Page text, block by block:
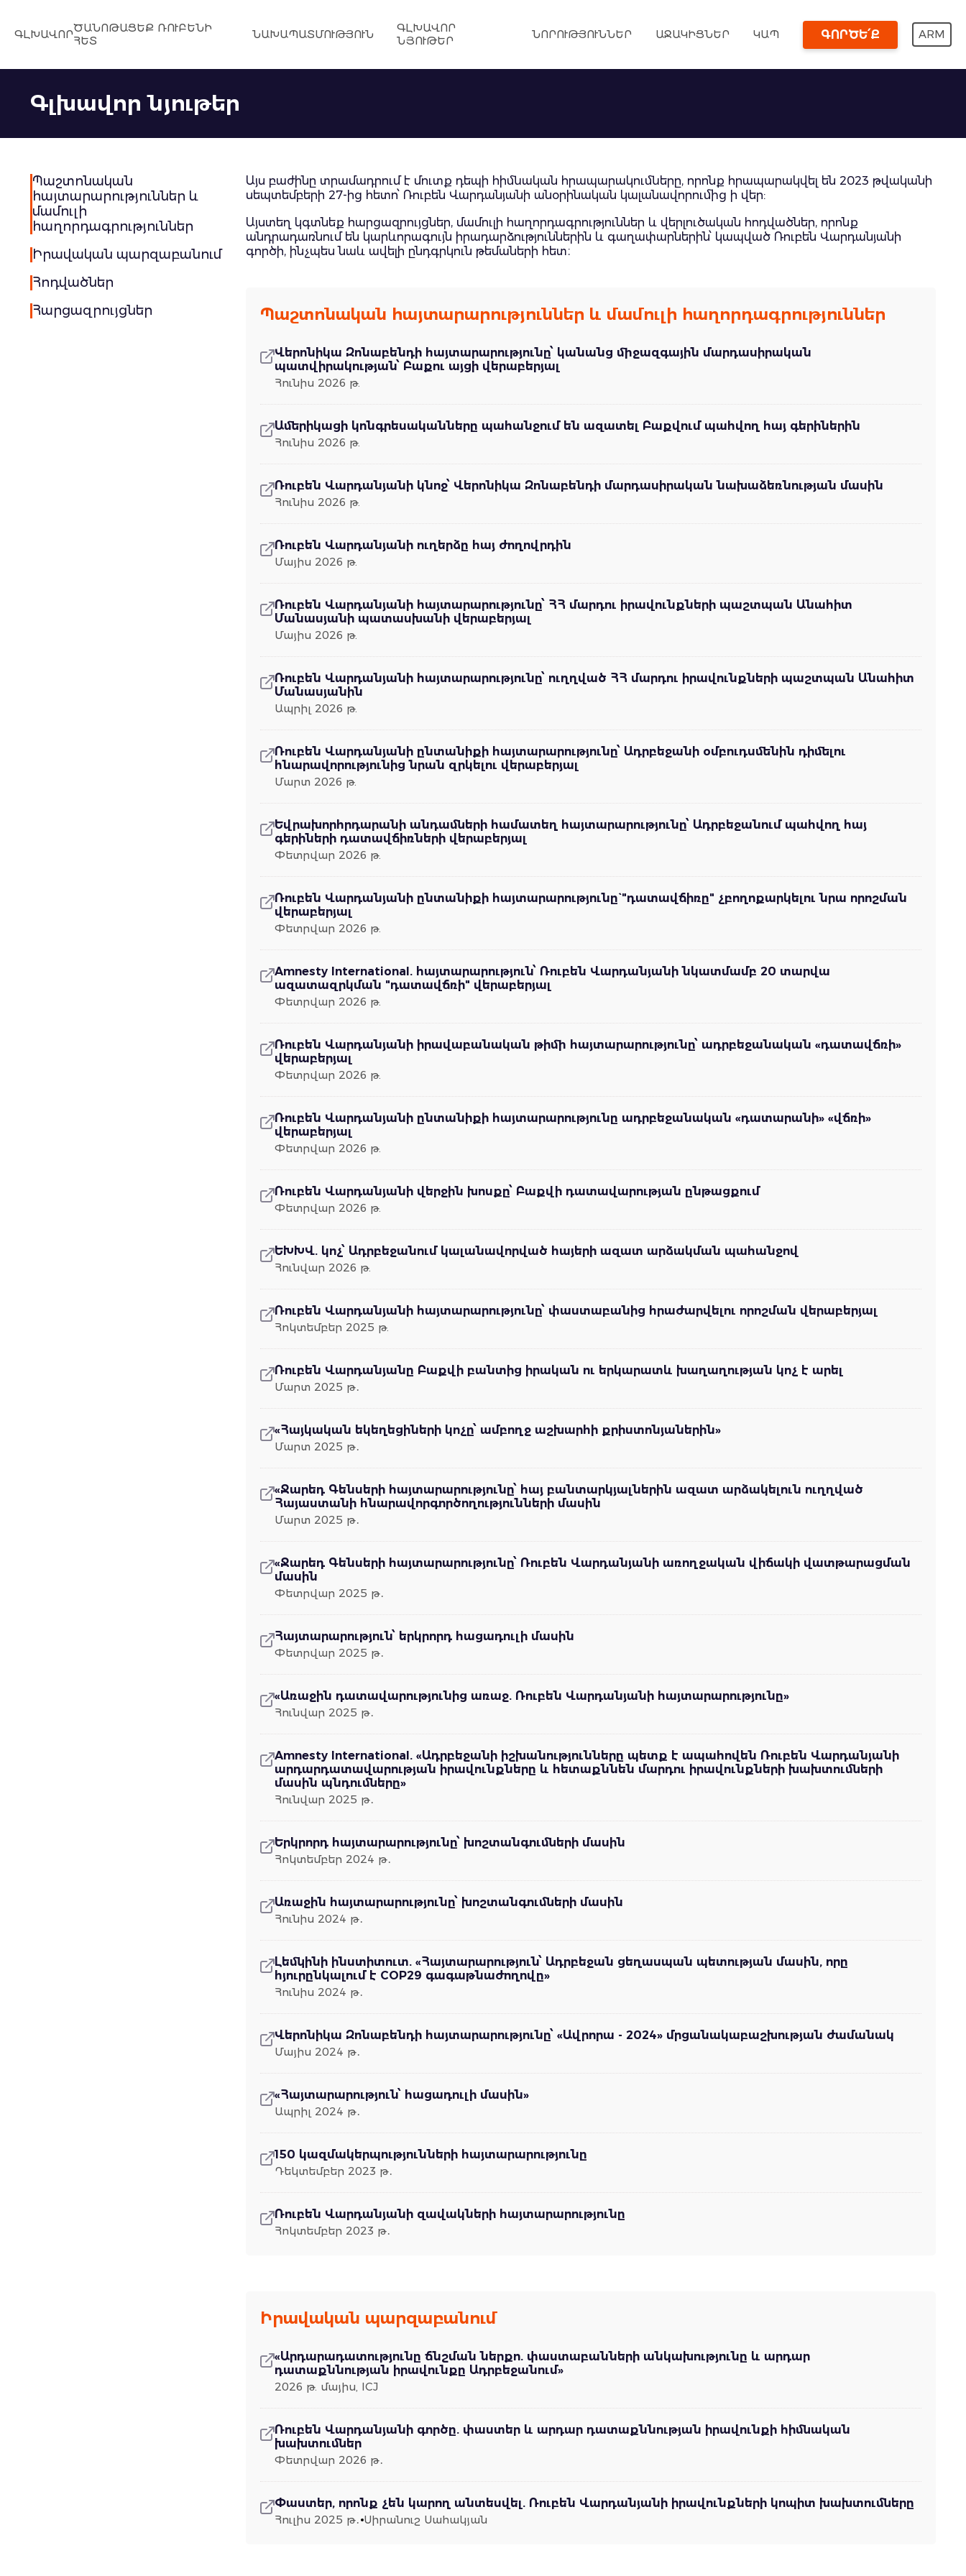
ԳԼԽԱՎՈՐԾԱՆՈԹԱՑԵՔ ՌՈՒԲԵՆԻ
ՀԵՏ
ՆԱԽԱՊԱՏՄՈՒԹՅՈՒՆ
ԳԼԽԱՎՈՐ
ՆՅՈՒԹԵՐ
ՆՈՐՈՒԹՅՈՒՆՆԵՐ ԱՋԱԿԻՑՆԵՐ ԿԱՊ ԳՈՐԾԵ՛Ք ARM
Գլխավոր նյութեր
Պաշտոնական
հայտարարություններ և
մամուլի
հաղորդագրություններ
Իրավական պարզաբանում
Հոդվածներ
Հարցազրույցներ
Այս բաժինը տրամադրում է մուտք դեպի հիմնական հրապարակումները, որոնք հրապարակվել են 2023 թվականի
սեպտեմբերի 27-ից հետո՝ Ռուբեն Վարդանյանի անօրինական կալանավորումից ի վեր:
Այստեղ կգտնեք հարցազրույցներ, մամուլի հաղորդագրություններ և վերլուծական հոդվածներ, որոնք
անդրադառնում են կարևորագույն իրադարձություններին և գաղափարներին՝ կապված Ռուբեն Վարդանյանի
գործի, ինչպես նաև ավելի ընդգրկուն թեմաների հետ։
Պաշտոնական հայտարարություններ և մամուլի հաղորդագրություններ
Վերոնիկա Զոնաբենդի հայտարարությունը՝ կանանց միջազգային մարդասիրական
պատվիրակության՝ Բաքու այցի վերաբերյալ
Հունիս 2026 թ.
Ամերիկացի կոնգրեսականները պահանջում են ազատել Բաքվում պահվող հայ գերիներին
Հունիս 2026 թ.
Ռուբեն Վարդանյանի կնոջ՝ Վերոնիկա Զոնաբենդի մարդասիրական նախաձեռնության մասին
Հունիս 2026 թ.
Ռուբեն Վարդանյանի ուղերձը հայ ժողովրդին
Մայիս 2026 թ.
Ռուբեն Վարդանյանի հայտարարությունը՝ ՀՀ մարդու իրավունքների պաշտպան Անահիտ
Մանասյանի պատասխանի վերաբերյալ
Մայիս 2026 թ.
Ռուբեն Վարդանյանի հայտարարությունը՝ ուղղված ՀՀ մարդու իրավունքների պաշտպան Անահիտ
Մանասյանին
Ապրիլ 2026 թ.
Ռուբեն Վարդանյանի ընտանիքի հայտարարությունը՝ Ադրբեջանի օմբուդսմենին դիմելու
հնարավորությունից նրան զրկելու վերաբերյալ
Մարտ 2026 թ.
Եվրախորհրդարանի անդամների համատեղ հայտարարությունը՝ Ադրբեջանում պահվող հայ
գերիների դատավճիռների վերաբերյալ
Փետրվար 2026 թ.
Ռուբեն Վարդանյանի ընտանիքի հայտարարությունը` "դատավճիռը" չբողոքարկելու նրա որոշման
վերաբերյալ
Փետրվար 2026 թ.
Amnesty International. հայտարարություն՝ Ռուբեն Վարդանյանի նկատմամբ 20 տարվա
ազատազրկման "դատավճռի" վերաբերյալ
Փետրվար 2026 թ.
Ռուբեն Վարդանյանի իրավաբանական թիմի հայտարարությունը՝ ադրբեջանական «դատավճռի»
վերաբերյալ
Փետրվար 2026 թ.
Ռուբեն Վարդանյանի ընտանիքի հայտարարությունը ադրբեջանական «դատարանի» «վճռի»
վերաբերյալ
Փետրվար 2026 թ.
Ռուբեն Վարդանյանի վերջին խոսքը՝ Բաքվի դատավարության ընթացքում
Փետրվար 2026 թ.
ԵԽԽՎ. կոչ՝ Ադրբեջանում կալանավորված հայերի ազատ արձակման պահանջով
Հունվար 2026 թ.
Ռուբեն Վարդանյանի հայտարարությունը՝ փաստաբանից հրաժարվելու որոշման վերաբերյալ
Հոկտեմբեր 2025 թ.
Ռուբեն Վարդանյանը Բաքվի բանտից իրական ու երկարատև խաղաղության կոչ է արել
Մարտ 2025 թ․
«Հայկական եկեղեցիների կոչը՝ ամբողջ աշխարհի քրիստոնյաներին»
Մարտ 2025 թ․
«Ջարեդ Գենսերի հայտարարությունը՝ հայ բանտարկյալներին ազատ արձակելուն ուղղված
Հայաստանի հնարավորգործողությունների մասին
Մարտ 2025 թ․
«Ջարեդ Գենսերի հայտարարությունը՝ Ռուբեն Վարդանյանի առողջական վիճակի վատթարացման
մասին
Փետրվար 2025 թ․
Հայտարարություն՝ երկրորդ հացադուլի մասին
Փետրվար 2025 թ․
«Առաջին դատավարությունից առաջ. Ռուբեն Վարդանյանի հայտարարությունը»
Հունվար 2025 թ․
Amnesty International. «Ադրբեջանի իշխանությունները պետք է ապահովեն Ռուբեն Վարդանյանի
արդարդատավարության իրավունքները և հետաքննեն մարդու իրավունքների խախտումների
մասին պնդումները»
Հունվար 2025 թ․
Երկրորդ հայտարարությունը՝ խոշտանգումների մասին
Հոկտեմբեր 2024 թ․
Առաջին հայտարարությունը՝ խոշտանգումների մասին
Հունիս 2024 թ․
Լեմկինի ինստիտուտ. «Հայտարարություն՝ Ադրբեջան ցեղասպան պետության մասին, որը
հյուրընկալում է COP29 գագաթնաժողովը»
Հունիս 2024 թ․
Վերոնիկա Զոնաբենդի հայտարարությունը՝ «Ավրորա - 2024» մրցանակաբաշխության ժամանակ
Մայիս 2024 թ․
«Հայտարարություն՝ հացադուլի մասին»
Ապրիլ 2024 թ․
150 կազմակերպությունների հայտարարությունը
Դեկտեմբեր 2023 թ․
Ռուբեն Վարդանյանի զավակների հայտարարությունը
Հոկտեմբեր 2023 թ․
Իրավական պարզաբանում
«Արդարադատությունը ճնշման ներքո. փաստաբանների անկախությունը և արդար
դատաքննության իրավունքը Ադրբեջանում»
2026 թ. մայիս, ICJ
Ռուբեն Վարդանյանի գործը. փաստեր և արդար դատաքննության իրավունքի հիմնական
խախտումներ
Փետրվար 2026 թ․
Փաստեր, որոնք չեն կարող անտեսվել. Ռուբեն Վարդանյանի իրավունքների կոպիտ խախտումները
Հուլիս 2025 թ․ Սիրանուշ Սահակյան